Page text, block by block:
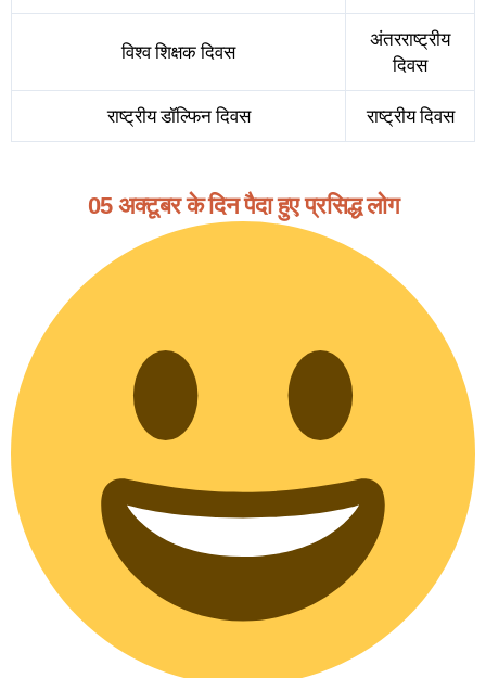
विश्व शिक्षक दिवस
अंतरराष्ट्रीय
दिवस
राष्ट्रीय डॉल्फिन दिवस राष्ट्रीय दिवस
05 अक्टूबर के दिन पैदा हुए प्रसिद्ध लोग